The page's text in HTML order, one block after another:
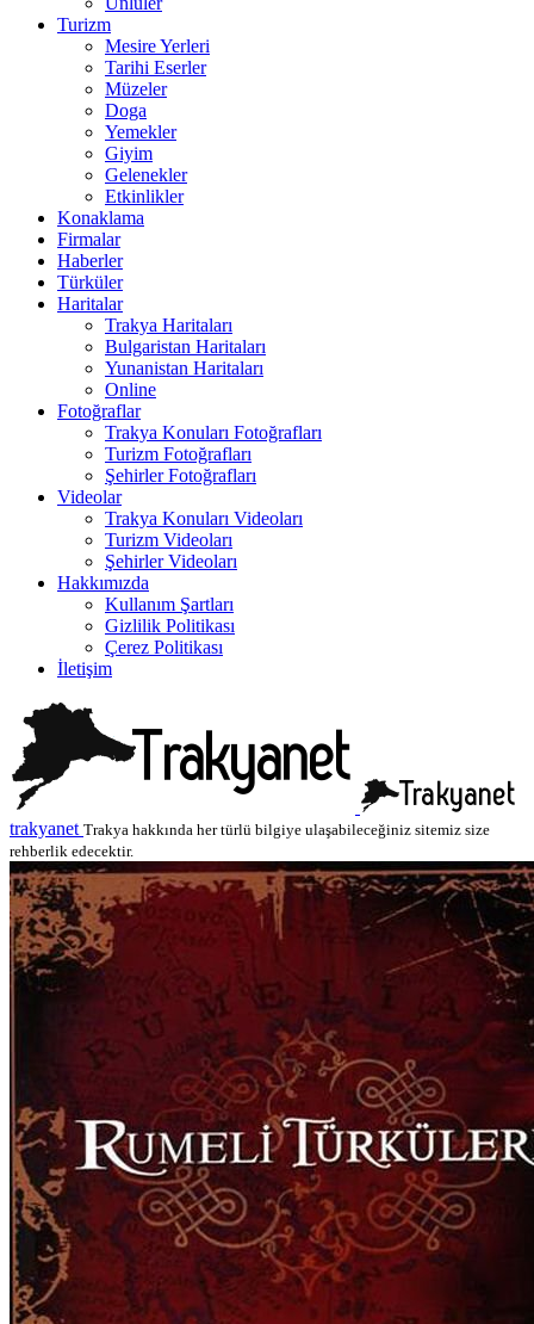
Turizm
Mesire Yerleri
Tarihi Eserler
Müzeler
Doga
Yemekler
Giyim
Gelenekler
Etkinlikler
Konaklama
Firmalar
Haberler
Türküler
Haritalar
Trakya Haritaları
Bulgaristan Haritaları
Yunanistan Haritaları
Online
Fotoğraflar
Trakya Konuları Fotoğrafları
Turizm Fotoğrafları
Şehirler Fotoğrafları
Videolar
Trakya Konuları Videoları
Turizm Videoları
Şehirler Videoları
Hakkımızda
Kullanım Şartları
Gizlilik Politikası
Çerez Politikası
İletişim
trakyanet Trakya hakkında her türlü bilgiye ulaşabileceğiniz sitemiz size
rehberlik edecektir.